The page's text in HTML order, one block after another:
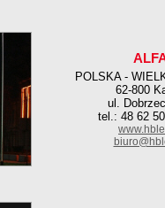
POLSKA -
62-800
ul.
tel.: 48 62